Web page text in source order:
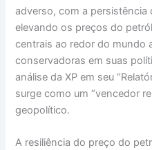
adverso, com a
elevando os preços do
centrais ao redor do mundo
conservadoras em suas
análise da XP em seu
surge como um “vencedor
geopolítico.
A resiliência do preço do